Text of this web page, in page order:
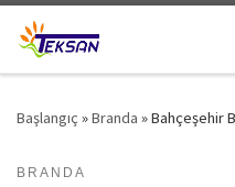
Skip to content
Başlangıç »Branda »Bahçeşehir
BRANDA